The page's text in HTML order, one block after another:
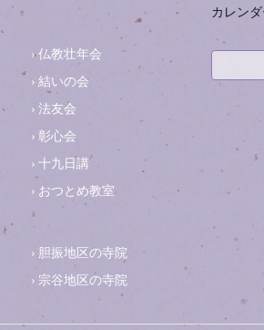
仏教壮年会
結いの会
法友会
彰心会
十九日講
おつとめ教室
胆振地区の寺院
宗谷地区の寺院
カレン